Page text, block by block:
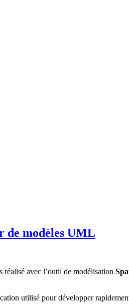
modèles UML
réalisé avec l’outil de modélisation
utilisé pour développer